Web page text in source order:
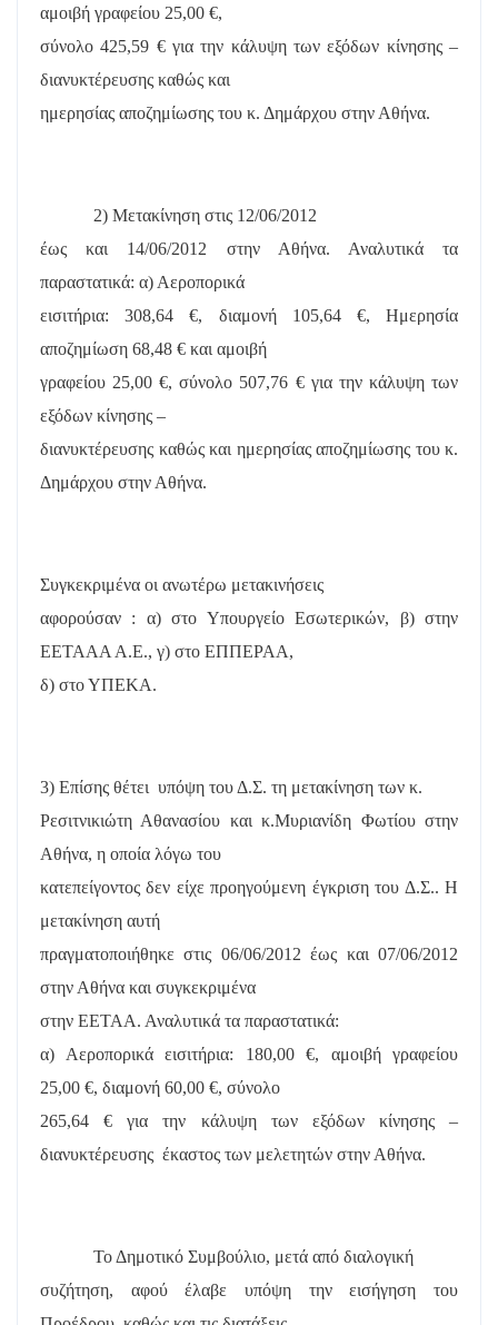
αμοιβή γραφείου 25,00 €,
σύνολο 425,59 € για την κάλυψη των εξόδων κίνησης –
διανυκτέρευσης καθώς και
ημερησίας αποζημίωσης του κ. Δημάρχου στην Αθήνα.
2) Μετακίνηση στις 12/06/2012
έως και 14/06/2012 στην Αθήνα. Αναλυτικά τα
παραστατικά: α) Αεροπορικά
εισιτήρια: 308,64 €, διαμονή 105,64 €, Ημερησία
αποζημίωση 68,48 € και αμοιβή
γραφείου 25,00 €, σύνολο 507,76 € για την κάλυψη των
εξόδων κίνησης –
διανυκτέρευσης καθώς και ημερησίας αποζημίωσης του κ.
Δημάρχου στην Αθήνα.
Συγκεκριμένα οι ανωτέρω μετακινήσεις
αφορούσαν : α) στο Υπουργείο Εσωτερικών, β) στην
ΕΕΤΑΑΑ Α.Ε., γ) στο ΕΠΠΕΡΑΑ,
δ) στο ΥΠΕΚΑ.
3) Επίσης θέτει υπόψη του Δ.Σ. τη μετακίνηση των κ.
Ρεσιτνικιώτη Αθανασίου και κ.Μυριανίδη Φωτίου στην
Αθήνα, η οποία λόγω του
κατεπείγοντος δεν είχε προηγούμενη έγκριση του Δ.Σ.. Η
μετακίνηση αυτή
πραγματοποιήθηκε στις 06/06/2012 έως και 07/06/2012
στην Αθήνα και συγκεκριμένα
στην ΕΕΤΑΑ. Αναλυτικά τα παραστατικά:
α) Αεροπορικά εισιτήρια: 180,00 €, αμοιβή γραφείου
25,00 €, διαμονή 60,00 €, σύνολο
265,64 € για την κάλυψη των εξόδων κίνησης –
διανυκτέρευσης έκαστος των μελετητών στην Αθήνα.
Το Δημοτικό Συμβούλιο, μετά από διαλογική
συζήτηση, αφού έλαβε υπόψη την εισήγηση του